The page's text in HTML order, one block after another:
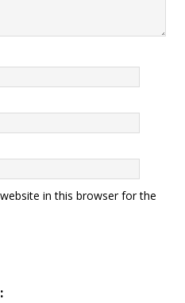
in this browser for the